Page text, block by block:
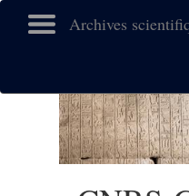
Archives